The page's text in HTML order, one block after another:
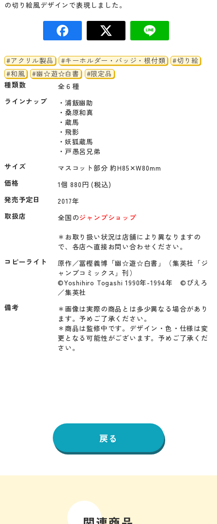
の切り絵風デザインで表現しました。
#アクリル製品 #キーホルダー・バッジ・根付類
#切り絵
#和風
#幽☆遊☆白書
#限定品
種類数
全６種
ラインナップ
・浦飯幽助
・桑原和真
・蔵馬
・飛影
・妖狐蔵馬
サイズ
マスコット部分 約H85✕W80mm
価格
1個 880円 (税込)
発売予定日
2017年
取扱店
全国のジャンプショップ
＊お取り扱い状況は店舗により異なりますの
で、各店へ直接お問い合わせください。
コピーライト
原作／冨樫義博「幽☆遊☆白書」（集英社「ジ
ャンプコミックス」刊）
©Yoshihiro Togashi 1990年-1994年　©ぴえろ
／集英社
備考
＊画像は実際の商品とは多少異なる場合があり
ます。予めご了承ください。
＊商品は監修中です。デザイン・色・仕様は変
更となる可能性がございます。予めご了承くだ
さい。
戻る